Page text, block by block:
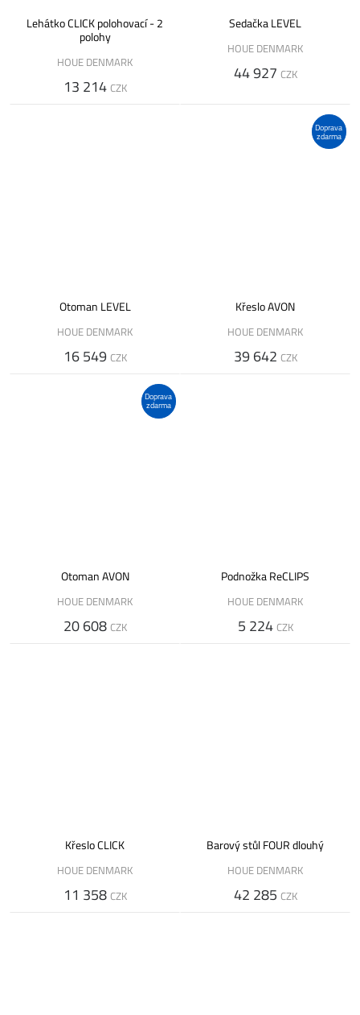
Lehátko CLICK polohovací - 2
polohy
HOUE DENMARK
13 214 CZK
Sedačka LEVEL
HOUE DENMARK
44 927 CZK
Otoman LEVEL
HOUE DENMARK
16 549 CZK
Doprava
zdarma
Křeslo AVON
HOUE DENMARK
39 642 CZK
Doprava
zdarma
Otoman AVON
HOUE DENMARK
20 608 CZK
Podnožka ReCLIPS
HOUE DENMARK
5 224 CZK
Křeslo CLICK
HOUE DENMARK
11 358 CZK
Barový stůl FOUR dlouhý
HOUE DENMARK
42 285 CZK